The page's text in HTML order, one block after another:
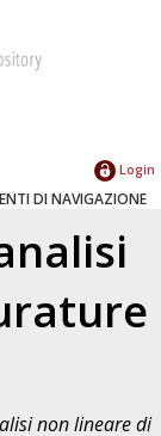
Login
DI NAVIGAZIONE
non lineare di